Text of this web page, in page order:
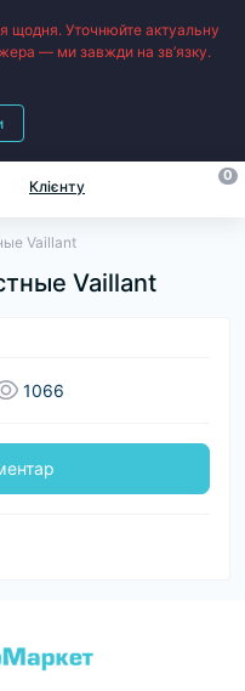
щодня. Уточнюйте актуальну
— ми завжди на зв’язку.
Клієнту
0
Vaillant
Vaillant
1066